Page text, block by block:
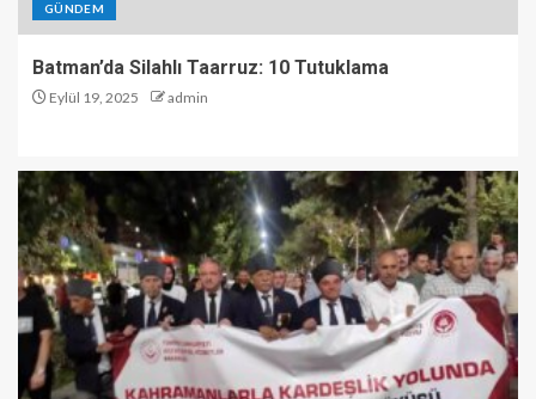
GÜNDEM
Batman’da Silahlı Taarruz: 10 Tutuklama
Eylül 19, 2025 admin